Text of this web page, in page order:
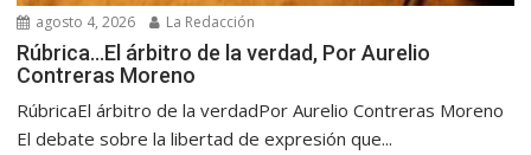
agosto 4, 2026 La Redacción
Rúbrica…El árbitro de la verdad, Por Aurelio
Contreras Moreno
RúbricaEl árbitro de la verdadPor Aurelio Contreras Moreno
El debate sobre la libertad de expresión que...